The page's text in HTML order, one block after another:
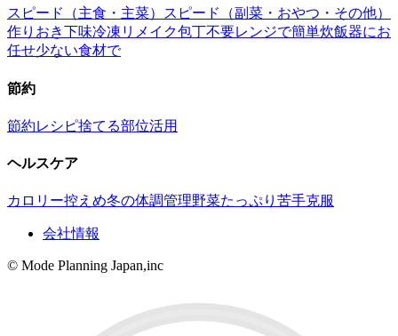
スピード（主食・主菜）
スピード（副菜・おやつ・その他）
作りおき下味冷凍 リメイク包丁不要レンジで簡単炊飯器にお
任せ少ない食材で
節約
節約レシピ捨てる部位活用
ヘルスケア
カロリー控えめ冬の体調管理野菜たっぷり 苦手克服
会社情報
© Mode Planning Japan,inc